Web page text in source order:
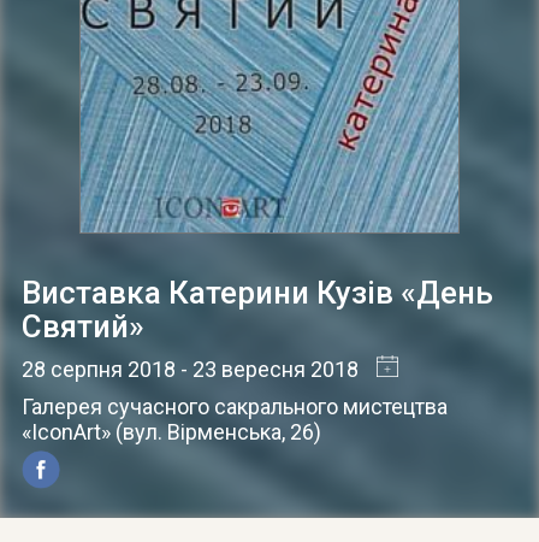
ДОВІДКА
Виставка Катерини Кузів «День
Святий»
28 серпня 2018 - 23 вересня 2018
Галерея сучасного сакрального мистецтва
«IconArt» (вул. Вірменська, 26)